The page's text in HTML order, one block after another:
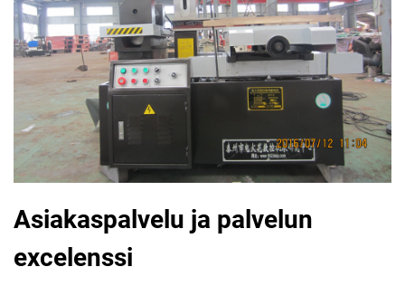
Asiakaspalvelu ja palvelun
excelenssi